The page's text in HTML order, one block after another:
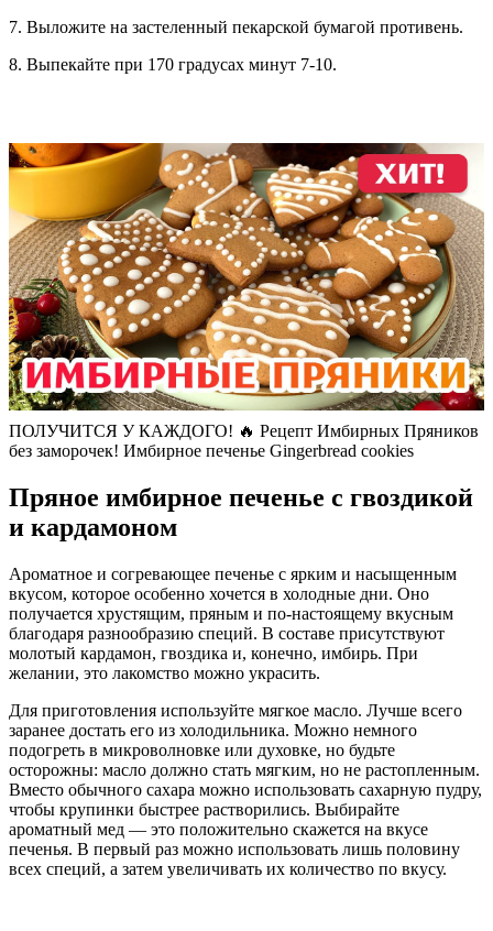
7. Выложите на застеленный пекарской бумагой противень.
8. Выпекайте при 170 градусах минут 7-10.
ПОЛУЧИТСЯ У КАЖДОГО! 🔥 Рецепт Имбирных Пряников
без заморочек! Имбирное печенье Gingerbread cookies
Пряное имбирное печенье с гвоздикой
и кардамоном
Ароматное и согревающее печенье с ярким и насыщенным
вкусом, которое особенно хочется в холодные дни. Оно
получается хрустящим, пряным и по-настоящему вкусным
благодаря разнообразию специй. В составе присутствуют
молотый кардамон, гвоздика и, конечно, имбирь. При
желании, это лакомство можно украсить.
Для приготовления используйте мягкое масло. Лучше всего
заранее достать его из холодильника. Можно немного
подогреть в микроволновке или духовке, но будьте
осторожны: масло должно стать мягким, но не растопленным.
Вместо обычного сахара можно использовать сахарную пудру,
чтобы крупинки быстрее растворились. Выбирайте
ароматный мед — это положительно скажется на вкусе
печенья. В первый раз можно использовать лишь половину
всех специй, а затем увеличивать их количество по вкусу.